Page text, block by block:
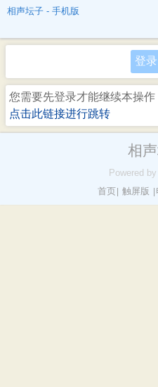
相声坛子 - 手机版
登录
您需要先登录才能继续本操作
点击此链接进行跳转
相
Powered by
首页 触屏版